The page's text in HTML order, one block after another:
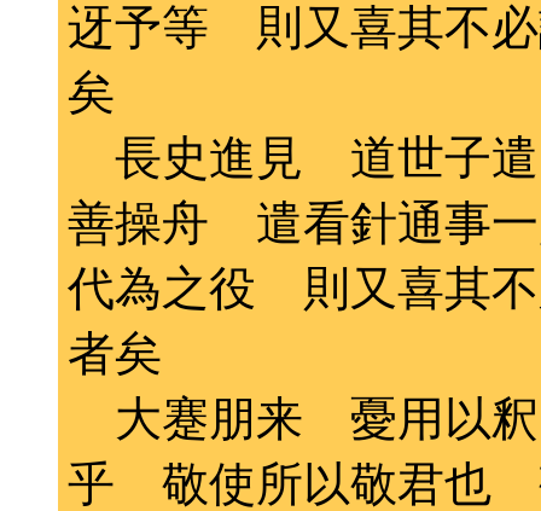
迓予等 則又喜其不
矣
長史進見 道世子
善操舟 遣看針通事
代為之役 則又喜其
者矣
大蹇朋来 憂用以
乎 敬使所以敬君也